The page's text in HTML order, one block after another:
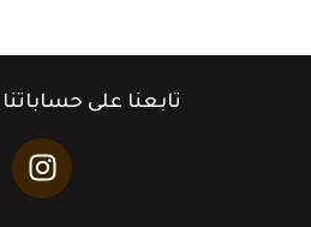
تابعنا على